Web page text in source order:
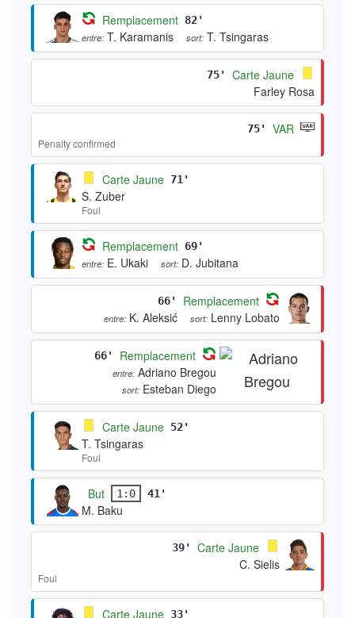
Remplacement 82'
entre: T. Karamanis sort: T. Tsingaras
75'
Carte Jaune
Farley Rosa
75' VAR
Penalty confirmed
Carte Jaune 71'
S. Zuber
Foul
Remplacement 69'
entre: E. Ukaki sort: D. Jubitana
66' Remplacement
entre: K. Aleksić sort: Lenny Lobato
66' Remplacement
entre: Adriano Bregou
sort: Esteban Diego
Carte Jaune 52'
T. Tsingaras
Foul
But 1:0 41'
M. Baku
39'
Carte Jaune
C. Sielis
Foul
Carte Jaune 33'